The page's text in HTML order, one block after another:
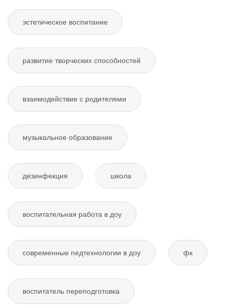
эстетическое воспитание
развитие творческих способностей
взаимодействие с родителями
музыкальное образование
дезинфекция школа
воспитательная работа в доу
современные педтехнологии в доу фк
воспитатель переподготовка